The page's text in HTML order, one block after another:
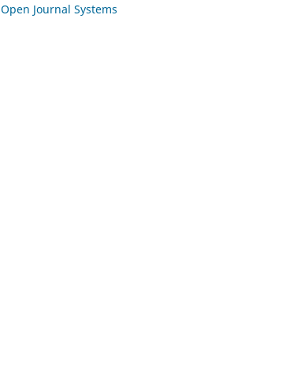
Open Journal Systems